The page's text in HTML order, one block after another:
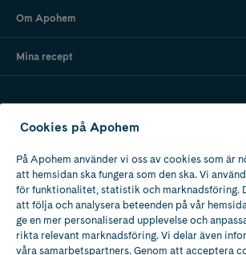
Om Apohem
Mina recept
Ladda ner vår app
Apotek med tillstånd
av Läkemedelsverket
Cookies på Apohem
På Apohem använder vi oss av cookies som är
att hemsidan ska fungera som den ska. Vi
för funktionalitet, statistik och marknadsföring.
att följa och analysera beteenden på vår
ge en mer personaliserad upplevelse och
rikta relevant marknadsföring. Vi delar även
våra samarbetspartners. Genom att acceptera